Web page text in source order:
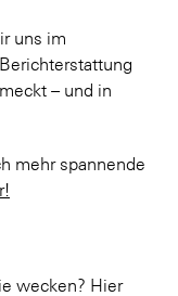
uns im
– und in
mehr spannende
wecken? Hier